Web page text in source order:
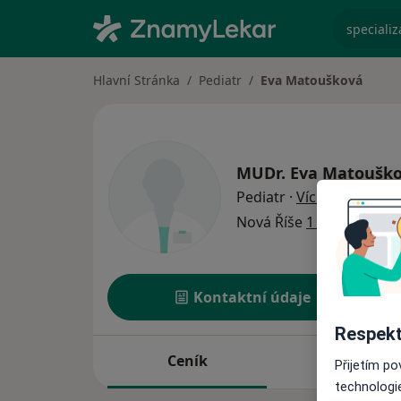
Hlavní Stránka Pediatr Eva Matoušková
MUDr. Eva
Pediatr · Více
o
Nová Říše 1 adresa
Kontaktní údaje
Ceník Adresy
Přijetím